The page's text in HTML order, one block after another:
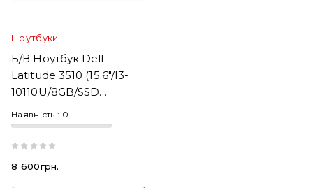
Ноутбуки
Б/В Ноутбук Dell
Latitude 3510 (15.6"/i3-
10110U/8GB/SSD
256GB/UHD Graphics)
Наявність : 0
8 600грн.